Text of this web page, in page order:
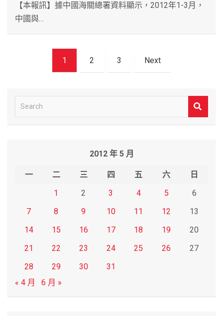
【本報訊】據中國海關總署資料顯示，2012年1-3月，
中國與…
1 2 3 Next
e
2012 年 5 月
一 二 三 四 五 六
日
1
2 3 4 5
6
7
8 9 10 11 12
13
14
15 16 17 18 19
20
21
22 23 24 25 26
27
28
29 30
31
« 4 月
6 月 »